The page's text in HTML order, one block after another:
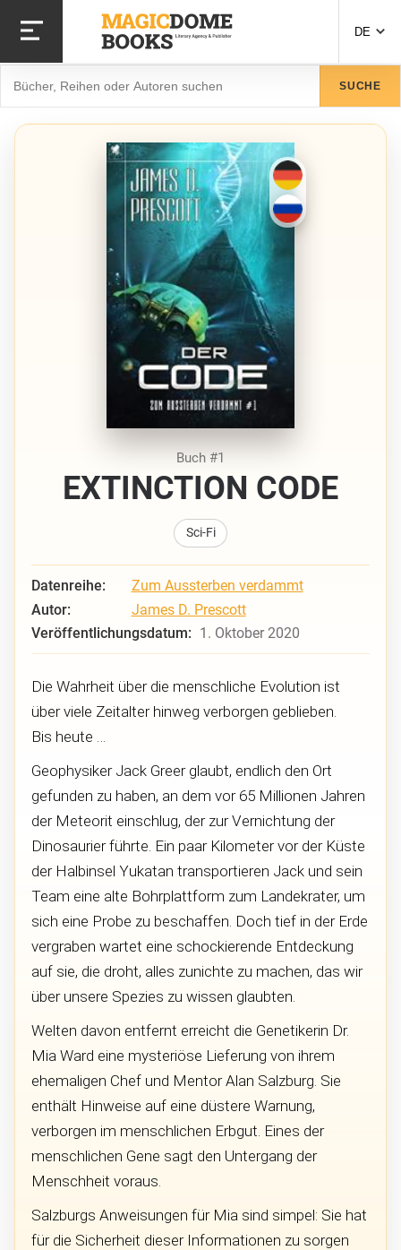
zum
Inhalt
DE
SUCHE
Buch #1
EXTINCTION CODE
Sci-Fi
Datenreihe:
Zum Aussterben verdammt
Autor:
James D. Prescott
Veröffentlichungsdatum: 1. Oktober 2020
Die Wahrheit über die menschliche Evolution ist
über viele Zeitalter hinweg verborgen geblieben.
Bis heute …
Geophysiker Jack Greer glaubt, endlich den Ort
gefunden zu haben, an dem vor 65 Millionen Jahren
der Meteorit einschlug, der zur Vernichtung der
Dinosaurier führte. Ein paar Kilometer vor der Küste
der Halbinsel Yukatan transportieren Jack und sein
Team eine alte Bohrplattform zum Landekrater, um
sich eine Probe zu beschaffen. Doch tief in der Erde
vergraben wartet eine schockierende Entdeckung
auf sie, die droht, alles zunichte zu machen, das wir
über unsere Spezies zu wissen glaubten.
Welten davon entfernt erreicht die Genetikerin Dr.
Mia Ward eine mysteriöse Lieferung von ihrem
ehemaligen Chef und Mentor Alan Salzburg. Sie
enthält Hinweise auf eine düstere Warnung,
verborgen im menschlichen Erbgut. Eines der
menschlichen Gene sagt den Untergang der
Menschheit voraus.
Salzburgs Anweisungen für Mia sind simpel: Sie hat
für die Sicherheit dieser Informationen zu sorgen